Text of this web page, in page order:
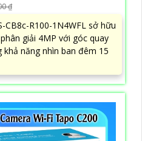
₫
CB8c-R100-1N4WFL sở hữu
giải 4MP với góc quay
khả năng nhìn ban đêm 15